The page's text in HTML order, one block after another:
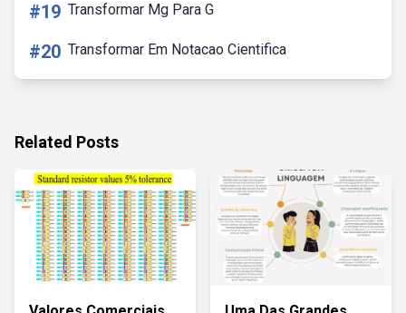
#19 Transformar Mg Para G
#20 Transformar Em Notacao Cientifica
Related Posts